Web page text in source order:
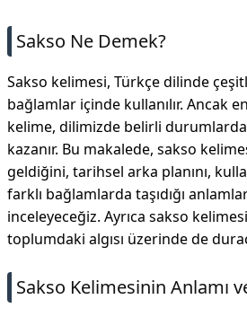
Sakso Ne Demek?
Sakso kelimesi, Türkçe dilinde
bağlamlar içinde kullanılır. Ancak
kelime, dilimizde belirli
kazanır. Bu makalede, sakso
geldiğini, tarihsel arka planını,
farklı bağlamlarda taşıdığı
inceleyeceğiz. Ayrıca sakso
toplumdaki algısı üzerinde de
Sakso Kelimesinin Anlamı